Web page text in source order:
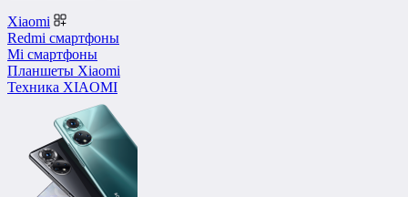
Xiaomi
Redmi смартфоны
Mi смартфоны
Планшеты Xiaomi
Техника XIAOMI